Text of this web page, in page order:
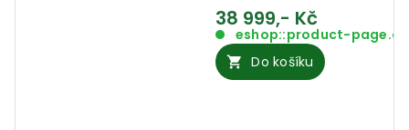
38 999,- Kč
eshop::product-
Do košíku